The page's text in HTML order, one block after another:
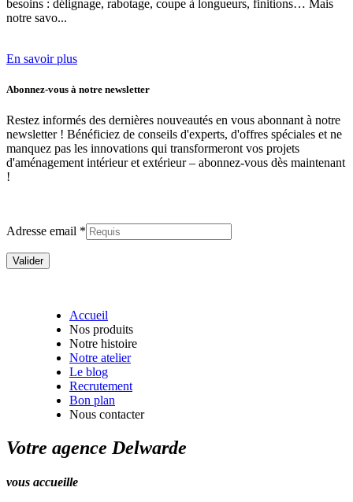
besoins : délignage, rabotage, coupe à longueurs, finitions… Mais
notre savo...
En savoir plus
Abonnez-vous à notre newsletter
Restez informés des dernières nouveautés en vous abonnant à notre
newsletter ! Bénéficiez de conseils d'experts, d'offres spéciales et ne
manquez pas les innovations qui transformeront vos projets
d'aménagement intérieur et extérieur – abonnez-vous dès maintenant
!
Adresse email *
Accueil
Nos produits
Notre histoire
Notre atelier
Le blog
Recrutement
Bon plan
Nous contacter
Votre agence Delwarde
vous accueille